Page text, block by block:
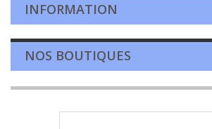
INFORMATION
NOS BOUTIQUES